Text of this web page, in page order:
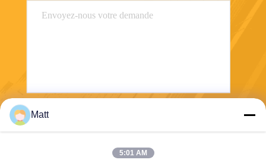
Matt
5:01 AM